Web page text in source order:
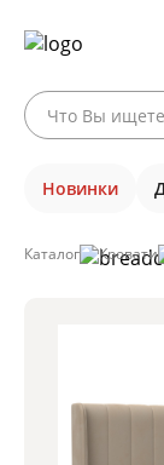
Новинки
Каталог Кровати